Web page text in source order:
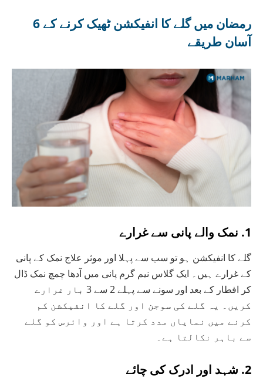
رمضان میں گلے کا انفیکشن ٹھیک کرنے کے 6
آسان طریقے
1. نمک والے پانی سے غرارے
گلے کا انفیکشن ہو تو سب سے پہلا اور موثر علاج نمک کے پانی
کے غرارے ہیں۔ ایک گلاس نیم گرم پانی میں آدھا چمچ نمک ڈال
کر افطار کے بعد اور سونے سے پہلے 2 سے 3 بار غرارے
کریں۔ یہ گلے کی سوجن اور گلے کا انفیکشن کم
کرنے میں نمایاں مدد کرتا ہے اور وائرس کو گلے
سے باہر نکالتا ہے۔
2. شہد اور ادرک کی چائے